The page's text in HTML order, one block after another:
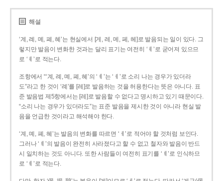
해설
‘계, 례, 몌, 폐, 혜’는 현실에서 [게, 레, 메, 페, 헤]로 발음되는 일이 있다. 그
렇지만 발음이 변화한 것과는 달리 표기는 여전히 ‘ㅖ’로 굳어져 있으므
로 ‘ㅖ’로 적는다.
조항에서 “‘계, 례, 몌, 폐, 혜’의 ‘ㅖ’는 ‘ㅔ’로 소리 나는 경우가 있더라
도”라고 한 것이 ‘례’를 [레]로 발음하는 것을 허용한다는 뜻은 아니다. 표
준 발음법 제5항에서는 [레]로 발음할 수 없다고 명시하고 있기 때문이다.
“소리 나는 경우가 있더라도”는 표준 발음을 제시한 것이 아니라 현실 발
음을 언급한 것이라고 해석해야 한다.
‘계, 몌, 폐, 혜’는 발음의 변화를 따르면 ‘ㅔ’로 적어야 할 것처럼 보인다.
그러나 ‘ㅖ’의 발음이 완전히 사라졌다고 할 수 없고 철자와 발음이 반드
시 일치하는 것도 아니다. 또한 사람들이 여전히 표기를 ‘ㅖ’로 인식하므
로 ‘ㅖ’로 적는다.